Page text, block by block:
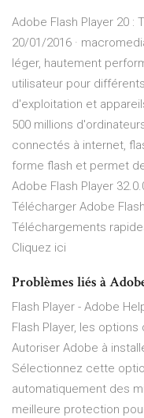
Adobe Flash Player 20 :
20/01/2016 ·
léger, hautement
utilisateur pour
d'exploitation et
500 millions
connectés à internet,
forme flash et permet
Adobe Flash Player
Télécharger Adobe
Téléchargements
Cliquez ici
Problèmes liés à
Flash Player - Adobe
Flash Player, les
Autoriser Adobe à
Sélectionnez cette
automatiquement des
meilleure protection